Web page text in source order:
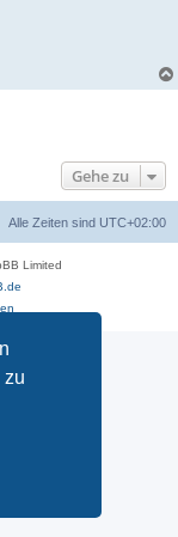
zu
Gehe zu
Alle Zeiten sind UTC+02:00
Limited